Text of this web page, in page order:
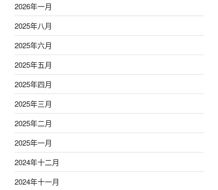
2026年一月
2025年八月
2025年六月
2025年五月
2025年四月
2025年三月
2025年二月
2025年一月
2024年十二月
2024年十一月